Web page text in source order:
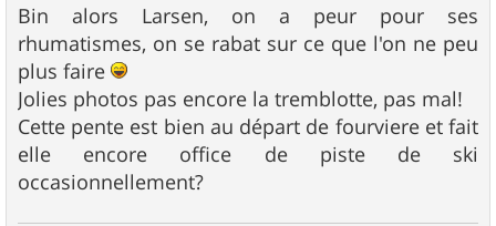
s
s
a
g
e
Bin alors Larsen, on a peur pour ses
rhumatismes, on se rabat sur ce que l'on ne peu
plus faire
Jolies photos pas encore la tremblotte, pas mal!
Cette pente est bien au départ de fourviere et fait
elle encore office de piste de ski
occasionnellement?